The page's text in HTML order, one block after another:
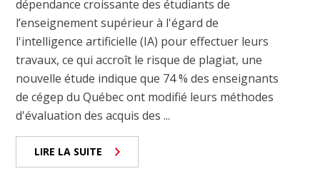
dépendance croissante des étudiants de
l’enseignement supérieur à l'égard de
l'intelligence artificielle (IA) pour effectuer leurs
travaux, ce qui accroît le risque de plagiat, une
nouvelle étude indique que 74 % des enseignants
de cégep du Québec ont modifié leurs méthodes
d'évaluation des acquis des ...
LIRE LA SUITE